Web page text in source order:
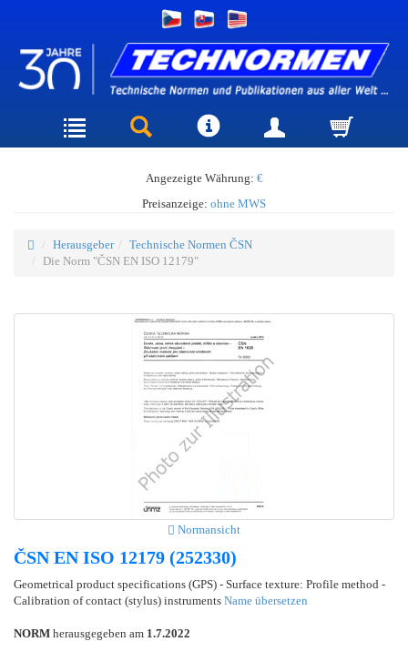
Angezeigte Währung: €
Preisanzeige: ohne MWS
Herausgeber
Technische Normen ČSN
Die Norm "ČSN EN ISO 12179"
Normansicht
ČSN EN ISO 12179 (252330)
Geometrical product specifications (GPS) - Surface texture: Profile method -
Calibration of contact (stylus) instruments Name übersetzen
NORM herausgegeben am 1.7.2022